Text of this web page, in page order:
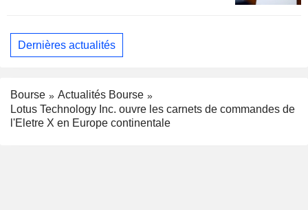
Dernières actualités
Bourse
Actualités Bourse
Lotus Technology Inc. ouvre les carnets de commandes de
l'Eletre X en Europe continentale